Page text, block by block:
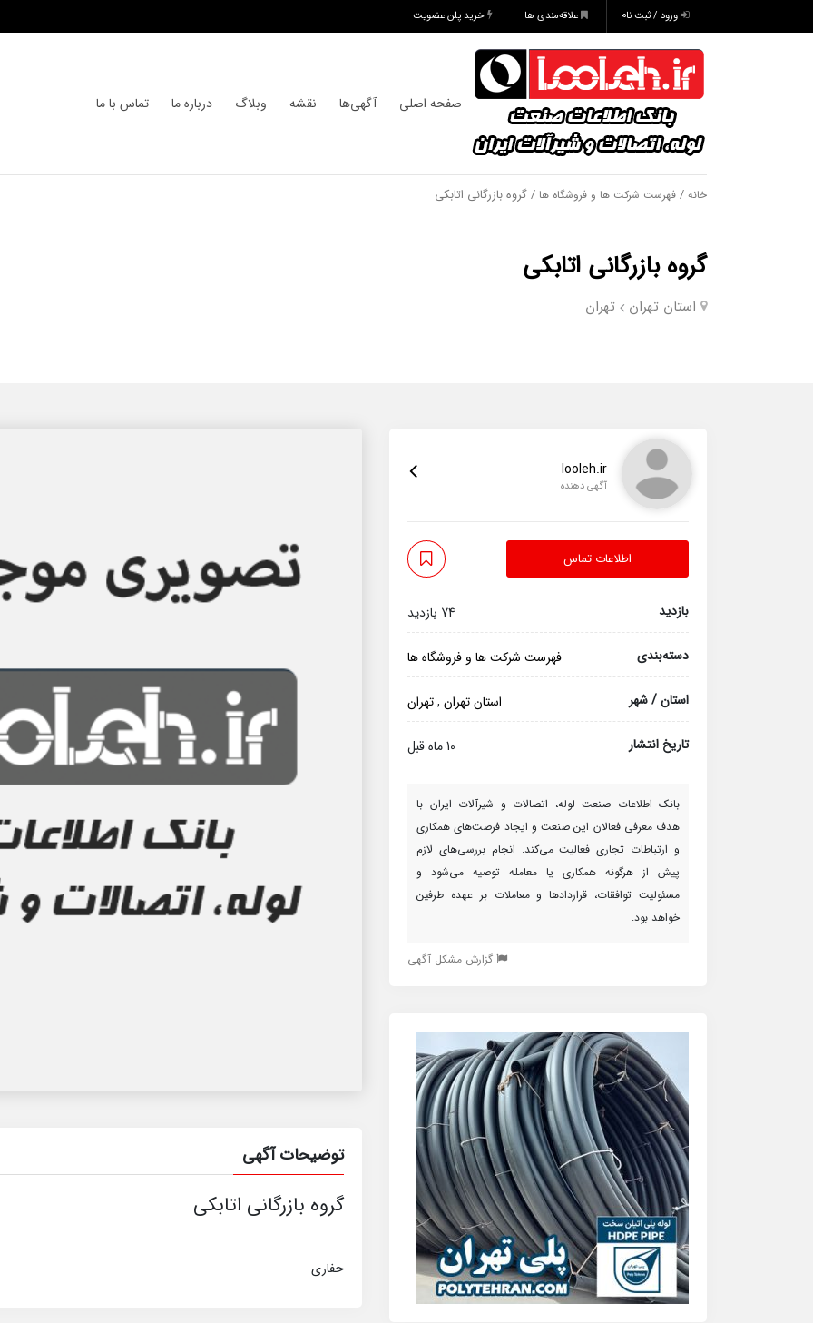
ورود / ثبت نام علاقه‌مندی ها خرید پلن عضویت
صفحه اصلی آگهی‌ها نقشه وبلاگ درباره ما تماس با ما
خانه / فهرست شرکت ها و فروشگاه ها / گروه بازرگانی اتابکی
گروه بازرگانی اتابکی
استان تهران تهران
looleh.ir
آگهی دهنده
اطلاعات تماس
بازدید 74 بازدید
دسته‌بندی فهرست شرکت ها و فروشگاه ها
استان / شهر استان تهران ,تهران
تاریخ انتشار 10 ماه قبل
بانک اطلاعات صنعت لوله، اتصالات و شیرآلات ایران با
هدف معرفی فعالان این صنعت و ایجاد فرصت‌های همکاری
و ارتباطات تجاری فعالیت می‌کند. انجام بررسی‌های لازم
پیش از هرگونه همکاری یا معامله توصیه می‌شود و
مسئولیت توافقات، قراردادها و معاملات بر عهده طرفین
خواهد بود.
گزارش مشکل آگهی
توضیحات آگهی
گروه بازرگانی اتابکی
حفاری